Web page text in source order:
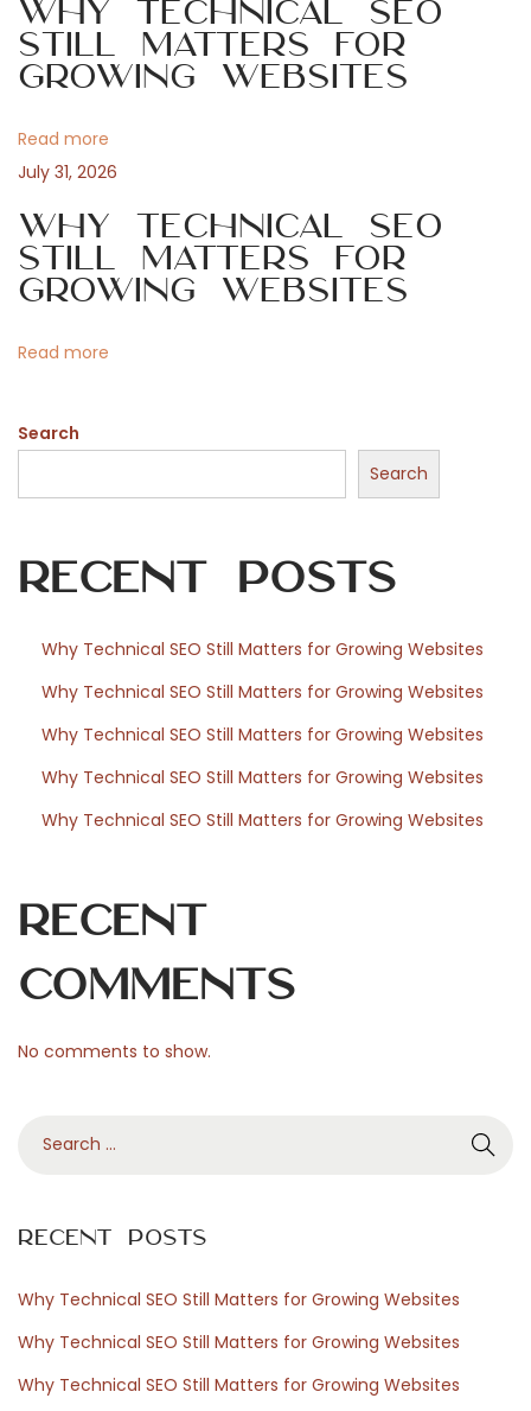
g
a
t
i
o
n
n
t
g
n
a
l
H
l
r
s
p
o
t
i
d
s
C
d
S
o
a
Why Technical SEO
Still Matters for
Growing Websites
Read more
July 31, 2026
Why Technical SEO
Still Matters for
Growing Websites
Read more
Search
Search
Recent Posts
Why Technical SEO Still Matters for Growing Websites
Why Technical SEO Still Matters for Growing Websites
Why Technical SEO Still Matters for Growing Websites
Why Technical SEO Still Matters for Growing Websites
Why Technical SEO Still Matters for Growing Websites
Recent
Comments
No comments to show.
r
h
r
Recent Posts
Why Technical SEO Still Matters for Growing Websites
Why Technical SEO Still Matters for Growing Websites
Why Technical SEO Still Matters for Growing Websites